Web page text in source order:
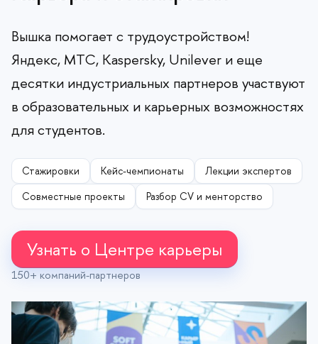
ышка помогает с трудоустройством!
Яндекс, МТС, Kaspersky, Unilever и еще
десятки индустриальных партнеров участвуют
образовательных и карьерных возможностях
для студентов.
Стажировки Кейс-чемпионаты
Лекции эксперто
Совместные проекты
Разбор CV и менторство
Узнать о Центре карьеры
150+ компаний-партнеро